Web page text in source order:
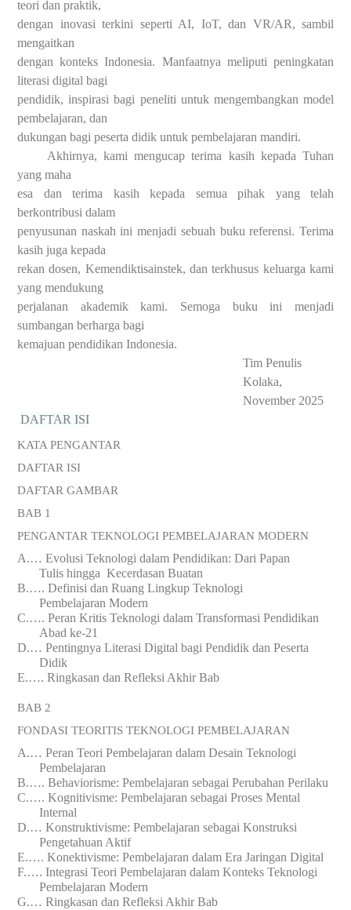
teori dan praktik,
dengan inovasi terkini seperti AI, IoT, dan VR/AR, sambil
mengaitkan
dengan konteks Indonesia. Manfaatnya meliputi peningkatan
literasi digital bagi
pendidik, inspirasi bagi peneliti untuk mengembangkan model
pembelajaran, dan
dukungan bagi peserta didik untuk pembelajaran mandiri.
Akhirnya, kami mengucap terima kasih kepada Tuhan
yang maha
esa dan terima kasih kepada semua pihak yang telah
berkontribusi dalam
penyusunan naskah ini menjadi sebuah buku referensi. Terima
kasih juga kepada
rekan dosen, Kemendiktisainstek, dan terkhusus keluarga kami
yang mendukung
perjalanan akademik kami. Semoga buku ini menjadi
sumbangan berharga bagi
kemajuan pendidikan Indonesia.
Tim Penulis
Kolaka,
November 2025
DAFTAR ISI
KATA PENGANTAR
DAFTAR ISI
DAFTAR GAMBAR
BAB 1
PENGANTAR TEKNOLOGI PEMBELAJARAN MODERN
A.… Evolusi Teknologi dalam Pendidikan: Dari Papan
Tulis hingga Kecerdasan Buatan
B.…. Definisi dan Ruang Lingkup Teknologi
PembelajaranModern
C.…. Peran Kritis Teknologi dalam Transformasi Pendidikan
Abad ke-21
D.… Pentingnya Literasi Digital bagi Pendidik dan Peserta
Didik
E.…. Ringkasan dan Refleksi Akhir Bab
BAB 2
FONDASI TEORITIS TEKNOLOGI PEMBELAJARAN
A.… Peran Teori Pembelajaran dalam Desain Teknologi
Pembelajaran
B.…. Behaviorisme: Pembelajaran sebagai Perubahan Perilaku
C.…. Kognitivisme: Pembelajaran sebagai Proses Mental
Internal
D.… Konstruktivisme: Pembelajaran sebagai Konstruksi
Pengetahuan Aktif
E.…. Konektivisme: Pembelajaran dalam Era Jaringan Digital
F.…. Integrasi Teori Pembelajaran dalam Konteks Teknologi
Pembelajaran Modern
G.… Ringkasan dan Refleksi Akhir Bab